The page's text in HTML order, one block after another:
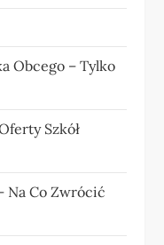
Obcego – Tylko
Szkół
Na Co Zwrócić